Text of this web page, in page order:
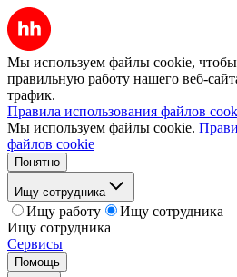
Мы используем файлы cookie, чтобы
правильную работу нашего веб-
трафик.
Правила использования файлов
Мы используем файлы cookie.
файлов cookie
Понятно
Ищу сотрудника
Ищу работу
Ищу сотрудника
Ищу сотрудника
Сервисы
Помощь